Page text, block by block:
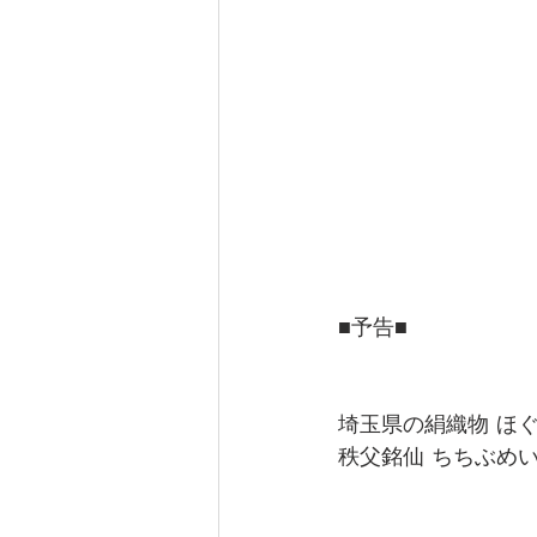
■予告■
埼玉県の絹織物 ほ
秩父銘仙 ちちぶめ